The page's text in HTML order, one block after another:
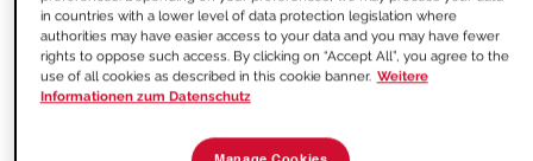
Captcha
Social-Media-Datenverarbeitung
Datensicherheit
Ihre Rechte als betroffene Person
Kontaktinformationen unseres
in countries with a lower level of data protection legislation where
authorities may have easier access to your data and you may have fewer
rights to oppose such access. By clicking on “Accept All”, you agree to the
use of all cookies as described in this cookie banner. Weitere
Informationen zum Datenschutz